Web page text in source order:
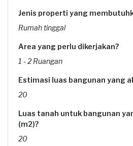
Jenis properti yang
Rumah tinggal
Area yang perlu dikerjakan?
1 - 2 Ruangan
Estimasi luas bangunan yang
20
Luas tanah untuk bangunan
(m2)?
20